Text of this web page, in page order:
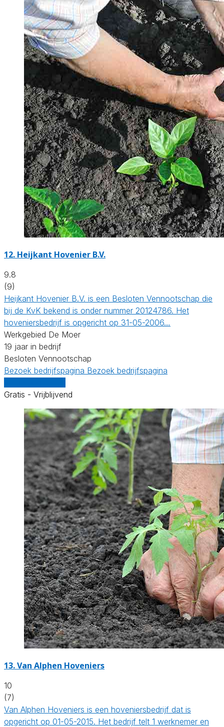
12. Heijkant Hovenier B.V.
9.8
(9)
Heijkant Hovenier B.V. is een Besloten Vennootschap die
bij de KvK bekend is onder nummer 20124786. Het
hoveniersbedrijf is opgericht op 31-05-2006…
Werkgebied De Moer
19 jaar in bedrijf
Besloten Vennootschap
Bezoek bedrijfspagina Bezoek bedrijfspagina
Gratis - Vrijblijvend
13.Van Alphen Hoveniers
10
(7)
Van Alphen Hoveniers is een hoveniersbedrijf dat is
opgericht op 01-05-2015. Het bedrijf telt 1 werknemer en